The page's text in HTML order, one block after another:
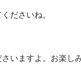
ださいね。
いますよ。お楽し